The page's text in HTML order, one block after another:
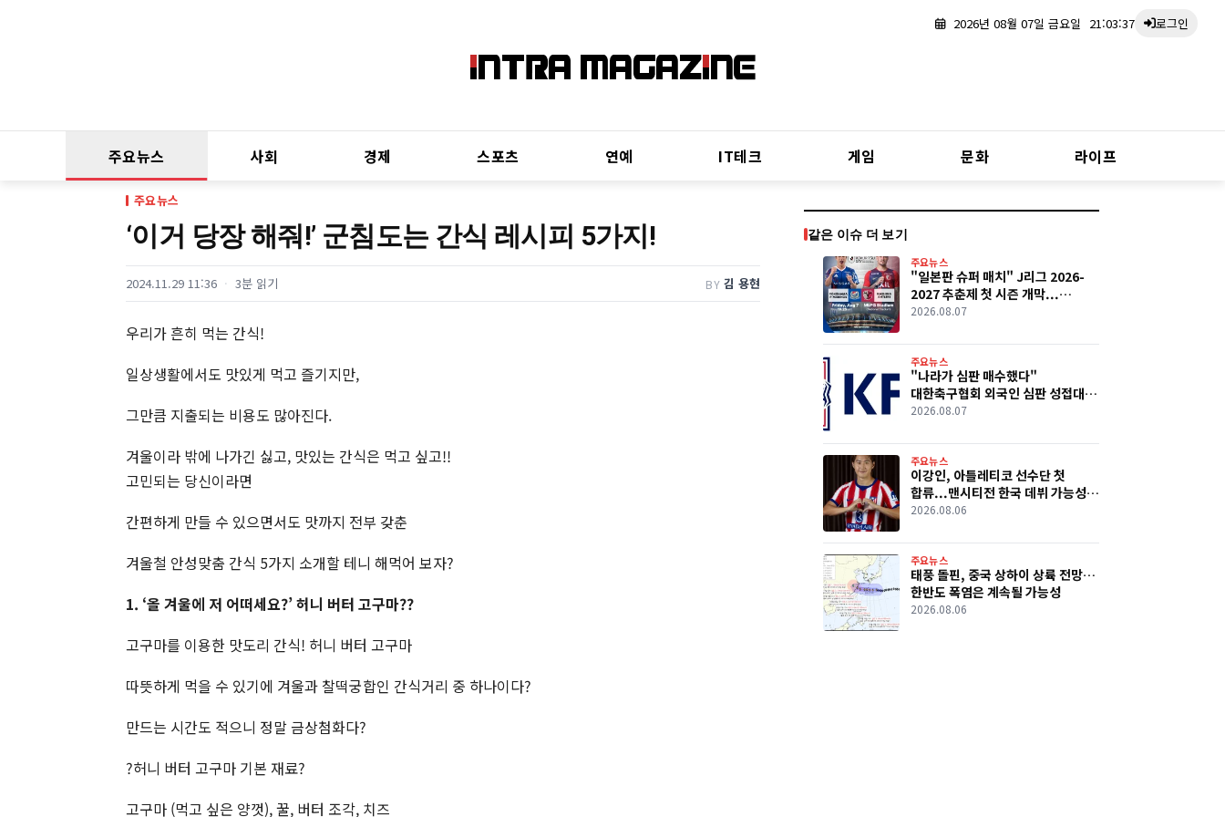
2026년 08월 07일 금요일 21:03:38 로그인
주요뉴스 사회 경제 스포츠 연예 IT테크 게임 문화 라이프
주요뉴스
‘이거 당장 해줘!’ 군침도는 간식 레시피 5가지!
2024.11.29 11:36 3분 읽기 BY 김 용현
우리가 흔히 먹는 간식!
일상생활에서도 맛있게 먹고 즐기지만,
그만큼 지출되는 비용도 많아진다.
겨울이라 밖에 나가긴 싫고, 맛있는 간식은 먹고 싶고!!
고민되는 당신이라면
간편하게 만들 수 있으면서도 맛까지 전부 갖춘
겨울철 안성맞춤 간식 5가지 소개할 테니 해먹어 보자?
1. ‘올 겨울에 저 어떠세요?’ 허니 버터 고구마??
고구마를 이용한 맛도리 간식! 허니 버터 고구마
따뜻하게 먹을 수 있기에 겨울과 찰떡궁합인 간식거리 중 하나이다?
만드는 시간도 적으니 정말 금상첨화다?
?허니 버터 고구마 기본 재료?
고구마 (먹고 싶은 양껏), 꿀, 버터 조각, 치즈
같은 이슈 더 보기
주요뉴스
"일본판 슈퍼 매치" J리그 2026-
2027 추춘제 첫 시즌 개막...
요코하마 F.마리노스·가시마
2026.08.07
주요뉴스
"나라가 심판 매수했다"
대한축구협회 외국인 심판 성접대
의혹 파장
2026.08.07
주요뉴스
이강인, 아틀레티코 선수단 첫
합류...맨시티전 한국 데뷔 가능성
커졌다
2026.08.06
주요뉴스
태풍 돌핀, 중국 상하이 상륙 전망…
한반도 폭염은 계속될 가능성
2026.08.06